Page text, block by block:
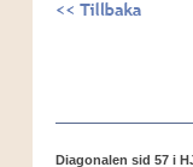
Diagonalen sid 57 i